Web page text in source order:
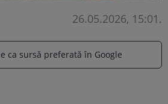
26.05.2026, 15:01 .
ca sursă preferată în Google